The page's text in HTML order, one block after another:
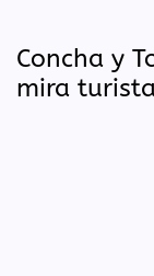
Concha y
mira